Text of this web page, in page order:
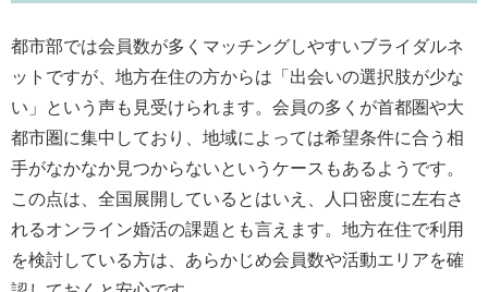
都市部では会員数が多くマッチングしやすいブライダルネ
ットですが、地方在住の方からは「出会いの選択肢が少な
い」という声も見受けられます。会員の多くが首都圏や大
都市圏に集中しており、地域によっては希望条件に合う相
手がなかなか見つからないというケースもあるようです。
この点は、全国展開しているとはいえ、人口密度に左右さ
れるオンライン婚活の課題とも言えます。地方在住で利用
を検討している方は、あらかじめ会員数や活動エリアを確